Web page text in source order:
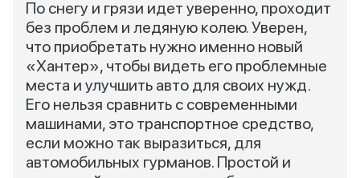
По снегу и грязи идет уверенно, проходит
без проблем и ледяную колею. Уверен,
что приобретать нужно именно новый
«Хантер», чтобы видеть его проблемные
места и улучшить авто для своих нужд.
Его нельзя сравнить с современными
машинами, это транспортное средство,
если можно так выразиться, для
автомобильных гурманов. Простой и